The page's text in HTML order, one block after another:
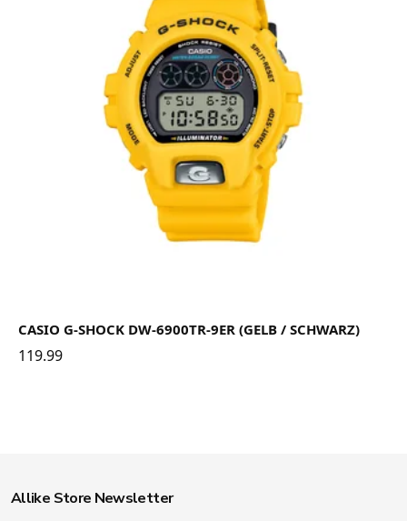
CASIO G-SHOCK DW-6900TR-9ER (GELB / SCHWARZ)
119.99
Allike Store Newsletter